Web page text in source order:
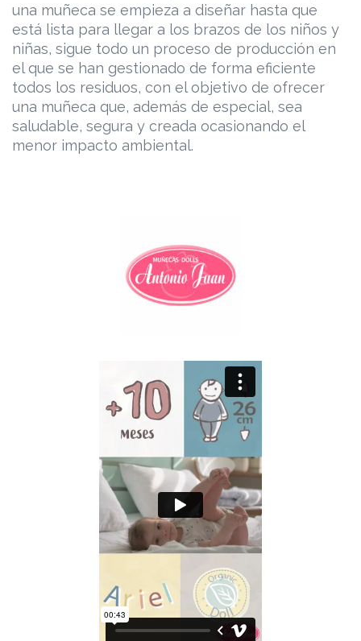
una muñeca se empieza a diseñar hasta que
está lista para llegar a los brazos de los niños y
niñas, sigue todo un proceso de producción en
el que se han gestionado de forma eficiente
todos los residuos, con el objetivo de ofrecer
una muñeca que, además de especial, sea
saludable, segura y creada ocasionando el
menor impacto ambiental.